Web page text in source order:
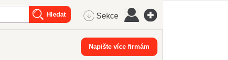
Sekce
Napište více firmám